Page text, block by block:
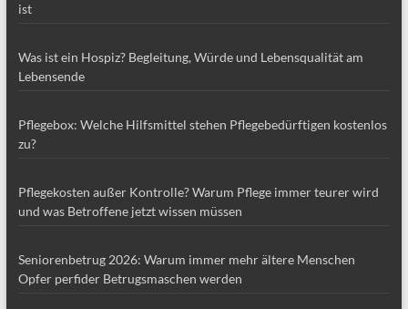
ist
Was ist ein Hospiz? Begleitung, Würde und Lebensqualität am
Lebensende
Pflegebox: Welche Hilfsmittel stehen Pflegebedürftigen kostenlos
zu?
Pflegekosten außer Kontrolle? Warum Pflege immer teurer wird
und was Betroffene jetzt wissen müssen
Seniorenbetrug 2026: Warum immer mehr ältere Menschen
Opfer perfider Betrugsmaschen werden